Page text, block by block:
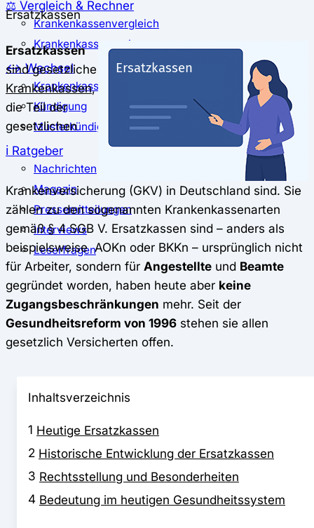
⚖️ Vergleich & Rechner
Krankenkassenvergleich
Krankenkassenrechner
↔ Wechsel
Krankenkassenwechsel
Kündigung
Musterkündigung
ℹ Ratgeber
Nachrichten
Magazin
Pressemitteilungen
Interviews
Leserfragen
Ersatzkassen
Ersatzkassen
sind gesetzliche
Krankenkassen,
die Teil der
gesetzlichen
Krankenversicherung (GKV) in Deutschland sind. Sie
zählen zu den sogenannten Krankenkassenarten
gemäß § 4 SGB V. Ersatzkassen sind – anders als
beispielsweise AOKn oder BKKn – ursprünglich nicht
für Arbeiter, sondern für Angestellte und Beamte
gegründet worden, haben heute aber keine
Zugangsbeschränkungen mehr. Seit der
Gesundheitsreform von 1996 stehen sie allen
gesetzlich Versicherten offen.
Inhaltsverzeichnis
1 Heutige Ersatzkassen
2 Historische Entwicklung der Ersatzkassen
3 Rechtsstellung und Besonderheiten
4 Bedeutung im heutigen Gesundheitssystem